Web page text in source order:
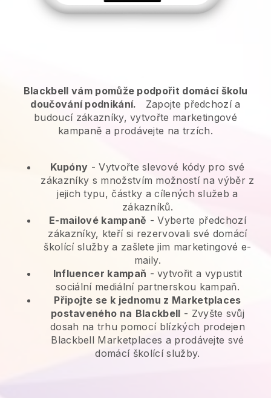
Blackbell vám pomůže podpořit domácí školu
doučování podnikání.
Zapojte předchozí a
budoucí zákazníky, vytvořte marketingové
kampaně a prodávejte na trzích.
Kupóny - Vytvořte slevové kódy pro své
zákazníky s množstvím možností na výběr z
jejich typu, částky a cílených služeb a
zákazníků.
E-mailové kampaně -Vyberte předchozí
zákazníky, kteří si rezervovali své domácí
školící služby a zašlete jim marketingové e-
maily.
Influencer kampaň - vytvořit a vypustit
sociální mediální partnerskou kampaň.
Připojte se k jednomu z Marketplaces
postaveného na Blackbell - Zvyšte svůj
dosah na trhu pomocí blízkých prodejen
Blackbell Marketplaces a prodávejte své
domácí školící služby.